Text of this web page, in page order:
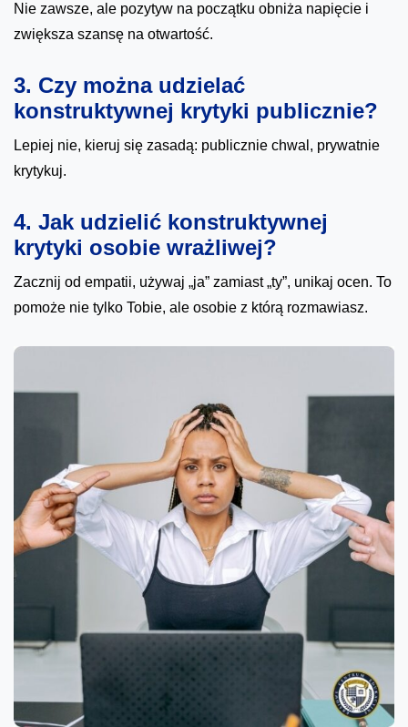
Nie zawsze, ale pozytyw na początku obniża napięcie i
zwiększa szansę na otwartość.
3. Czy można udzielać
konstruktywnej krytyki publicznie?
Lepiej nie, kieruj się zasadą: publicznie chwal, prywatnie
krytykuj.
4. Jak udzielić konstruktywnej
krytyki osobie wrażliwej?
Zacznij od empatii, używaj „ja” zamiast „ty”, unikaj ocen. To
pomoże nie tylko Tobie, ale osobie z którą rozmawiasz.